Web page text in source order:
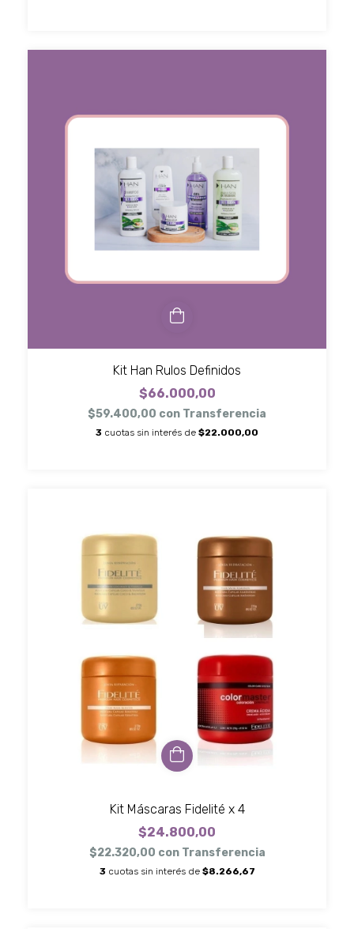
Kit Han Rulos Definidos
$66.000,00
$59.400,00 con Transferencia
3 cuotas sin interés de $22.000,00
Kit Máscaras Fidelité x 4
$24.800,00
$22.320,00 con Transferencia
3 cuotas sin interés de $8.266,67